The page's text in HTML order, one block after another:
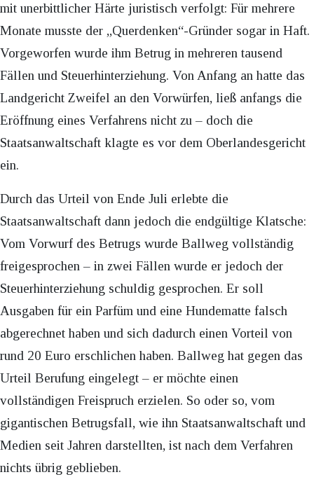
mit unerbittlicher Härte juristisch verfolgt: Für mehrere
Monate musste der „Querdenken“-Gründer sogar in Haft.
Vorgeworfen wurde ihm Betrug in mehreren tausend
Fällen und Steuerhinterziehung. Von Anfang an hatte das
Landgericht Zweifel an den Vorwürfen, ließ anfangs die
Eröffnung eines Verfahrens nicht zu – doch die
Staatsanwaltschaft klagte es vor dem Oberlandesgericht
ein.
Durch das Urteil von Ende Juli erlebte die
Staatsanwaltschaft dann jedoch die endgültige Klatsche:
Vom Vorwurf des Betrugs wurde Ballweg vollständig
freigesprochen – in zwei Fällen wurde er jedoch der
Steuerhinterziehung schuldig gesprochen. Er soll
Ausgaben für ein Parfüm und eine Hundematte falsch
abgerechnet haben und sich dadurch einen Vorteil von
rund 20 Euro erschlichen haben. Ballweg hat gegen das
Urteil Berufung eingelegt – er möchte einen
vollständigen Freispruch erzielen. So oder so, vom
gigantischen Betrugsfall, wie ihn Staatsanwaltschaft und
Medien seit Jahren darstellten, ist nach dem Verfahren
nichts übrig geblieben.